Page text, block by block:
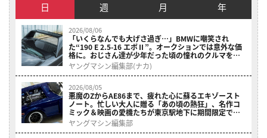
日 週 月 年
2026/08/06
「いくらなんでも大げさ過ぎ…」BMWに嘲笑され
た“190 E 2.5-16 エボⅡ”。オークションでは意外な価
格に。おじさん達が少年だった頃の憧れのクルマを深
堀り（4ページ目）
ヤングマシン編集部(ナカ)
2026/08/05
悪魔のZからAE86まで、疲れた心に蘇るエキゾースト
ノート。忙しい大人に贈る「あの頃の熱狂」、名作コ
ミック＆映画の愛機たちが東京駅地下に期間限定で集
結！（4ページ目）
ヤングマシン編集部